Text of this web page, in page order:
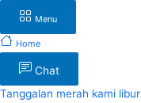
Menu
Home
Chat
Tanggalan merah kami libur